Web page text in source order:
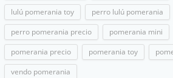
lulú pomerania toy
perro lulú pomerania
perro pomerania precio
pomerania mini
pomerania precio
pomerania toy
vendo pomerania